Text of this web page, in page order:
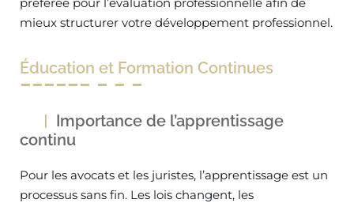
mieux structurer votre développement professionnel.
Éducation et Formation Continues
Importance de l’apprentissage
continu
Pour les avocats et les juristes, l’apprentissage est un
processus sans fin. Les lois changent, les